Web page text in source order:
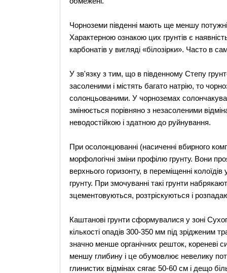
Чорноземи південні мають ще меншу
Характерною ознакою цих грунтів є
карбонатів у вигляді «білозірки». Часто в
У зв'язку з тим, що в південному Степу
засоленими і містять багато натрію, то
солонцьованими. У чорноземах
змінюється порівняно з незасоленими
неводостійкою і здатною до руйнування.
При осолонцюванні (насиченні вбирного
морфологічні зміни профілю грунту. Вони
верхнього горизонту, в переміщенні
грунту. При змочуванні такі грунти
зцементовуються, розтріскуються і
Каштанові грунти сформувалися у зоні
кількості опадів 300-350 мм під зрідженим
значно менше органічних решток, кореневі
меншу глибину і це обумовлює невелику
глинистих відмінах сягає 50-60 см і дещо